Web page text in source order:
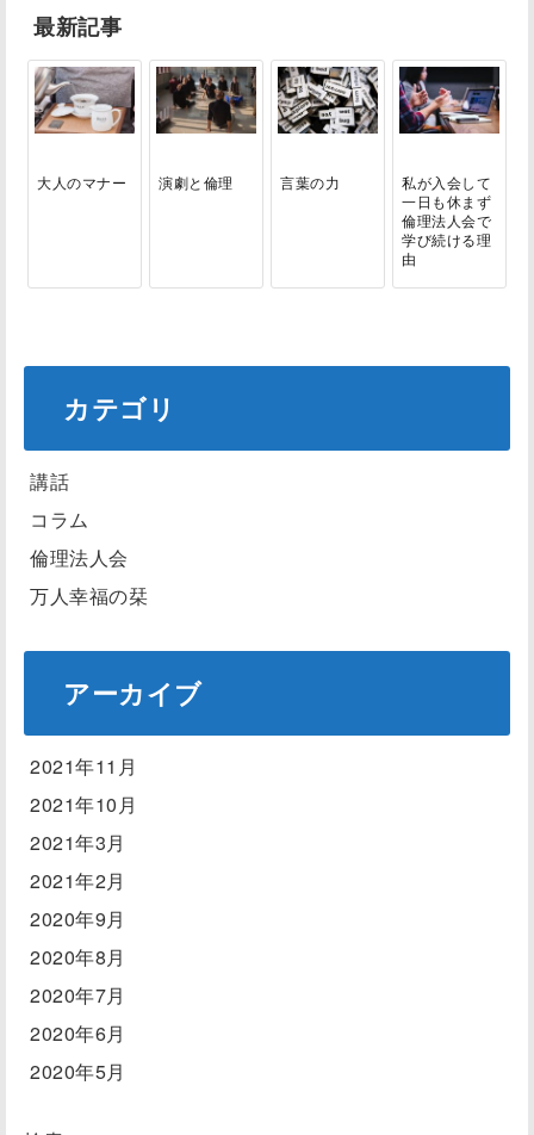
最新記事
大人のマナー 演劇と倫理 言葉の力
私が入会して
一日も休まず
倫理法人会で
学び続ける理
由
カテゴリ
講話
コラム
倫理法人会
万人幸福の栞
アーカイブ
2021年11月
2021年10月
2021年3月
2021年2月
2020年9月
2020年8月
2020年7月
2020年6月
2020年5月